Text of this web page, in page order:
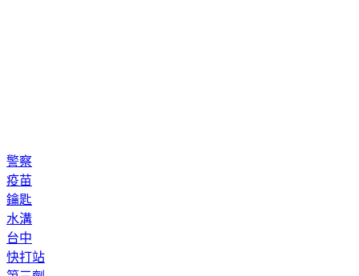
警察
疫苗
鑰匙
水溝
台中
快打站